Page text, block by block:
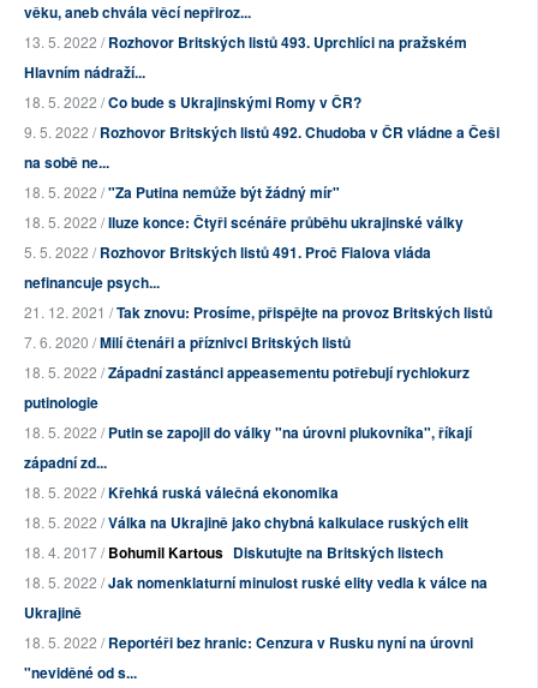
věku, aneb chvála věcí nepřiroz...
13. 5. 2022 /Rozhovor Britských listů 493. Uprchlíci na pražském
Hlavním nádraží...
18. 5. 2022 /Co bude s Ukrajinskými Romy v ČR?
9. 5. 2022 /Rozhovor Britských listů 492. Chudoba v ČR vládne a Češi
na sobě ne...
18. 5. 2022 /"Za Putina nemůže být žádný mír"
18. 5. 2022 /Iluze konce: Čtyři scénáře průběhu ukrajinské války
5. 5. 2022 /Rozhovor Britských listů 491. Proč Fialova vláda
nefinancuje psych...
21. 12. 2021 /Tak znovu: Prosíme, přispějte na provoz Britských listů
7. 6. 2020 /Milí čtenáři a příznivci Britských listů
18. 5. 2022 /Západní zastánci appeasementu potřebují rychlokurz
putinologie
18. 5. 2022 /Putin se zapojil do války "na úrovni plukovníka", říkají
západní zd...
18. 5. 2022 /Křehká ruská válečná ekonomika
18. 5. 2022 /Válka na Ukrajině jako chybná kalkulace ruských elit
18. 4. 2017 /Bohumil Kartous Diskutujte na Britských listech
18. 5. 2022 /Jak nomenklaturní minulost ruské elity vedla k válce na
Ukrajině
18. 5. 2022 /Reportéři bez hranic: Cenzura v Rusku nyní na úrovni
"neviděné od s...